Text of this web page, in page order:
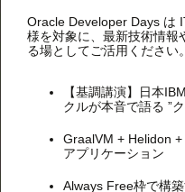
Oracle Developer Days は
様を対象に、最新技術情報
る場としてご活用ください。
【基調講演】日本
クルが本音で語る ”
GraalVM + Helidon
アプリケーション
Always Free枠で構